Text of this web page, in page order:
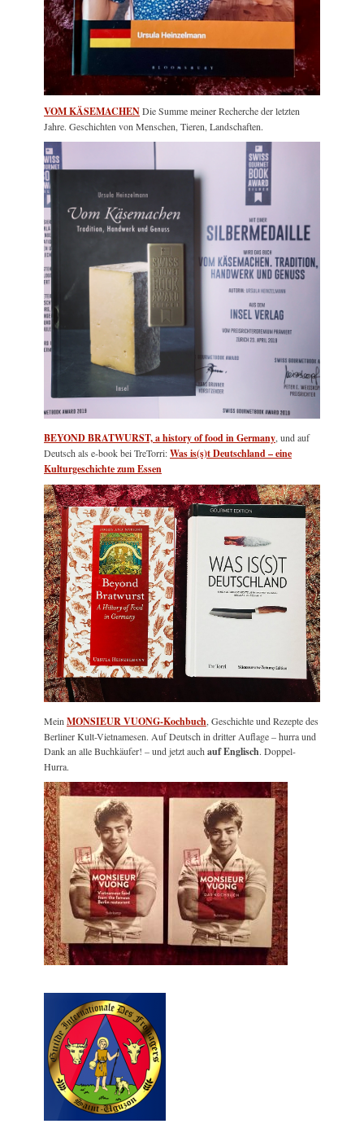
VOM KÄSEMACHENDie Summe meiner Recherche der letzten
Jahre. Geschichten von Menschen, Tieren, Landschaften.
BEYOND BRATWURST, a history of food in Germany, und auf
Deutsch als e-book bei TreTorri:Was is(s)t Deutschland – eine
Kulturgeschichte zum Essen
MeinMONSIEUR VUONG-Kochbuch, Geschichte und Rezepte des
Berliner Kult-Vietnamesen. Auf Deutsch in dritter Auflage – hurra und
Dank an alle Buchkäufer! – und jetzt auchauf Englisch. Doppel-
Hurra.